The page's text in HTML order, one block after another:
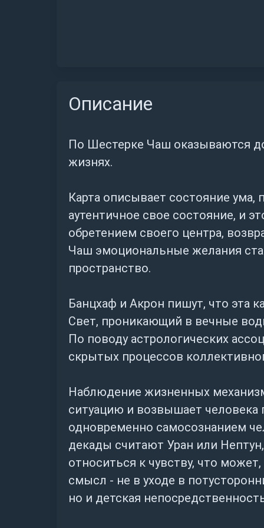
Описание
По Шестерке Чаш оказываются
жизнях.
Карта описывает состояние
аутентичное свое состояние, и
обретением своего центра,
Чаш эмоциональные желания
пространство.
Банцхаф и Акрон пишут, что эта
Свет, проникающий в вечные
По поводу астрологических
скрытых процессов
Наблюдение жизненных
ситуацию и возвышает
одновременно самосознанием
декады считают Уран или
относиться к чувству, что
смысл - не в уходе в
но и детская